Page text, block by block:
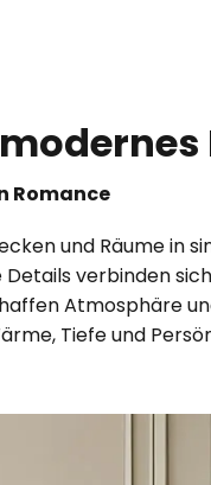
Romance
und Räume in
verbinden
Atmosphäre
Tiefe und